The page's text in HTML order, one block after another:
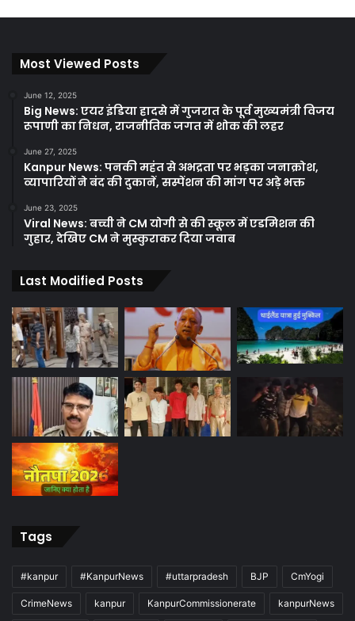
Most Viewed Posts
June 12, 2025
Big News: एयर इंडिया हादसे में गुजरात के पूर्व मुख्यमंत्री विजय
रूपाणी का निधन, राजनीतिक जगत में शोक की लहर
June 27, 2025
Kanpur News: पनकी महंत से अभद्रता पर भड़का जनाक्रोश,
व्यापारियों ने बंद की दुकानें, सस्पेंशन की मांग पर अड़े भक्त
June 23, 2025
Viral News: बच्ची ने CM योगी से की स्कूल में एडमिशन की
गुहार, देखिए CM ने मुस्कुराकर दिया जवाब
Last Modified Posts
Tags
#kanpur #KanpurNews #uttarpradesh BJP CmYogi
CrimeNews kanpur KanpurCommissionerate kanpurNews